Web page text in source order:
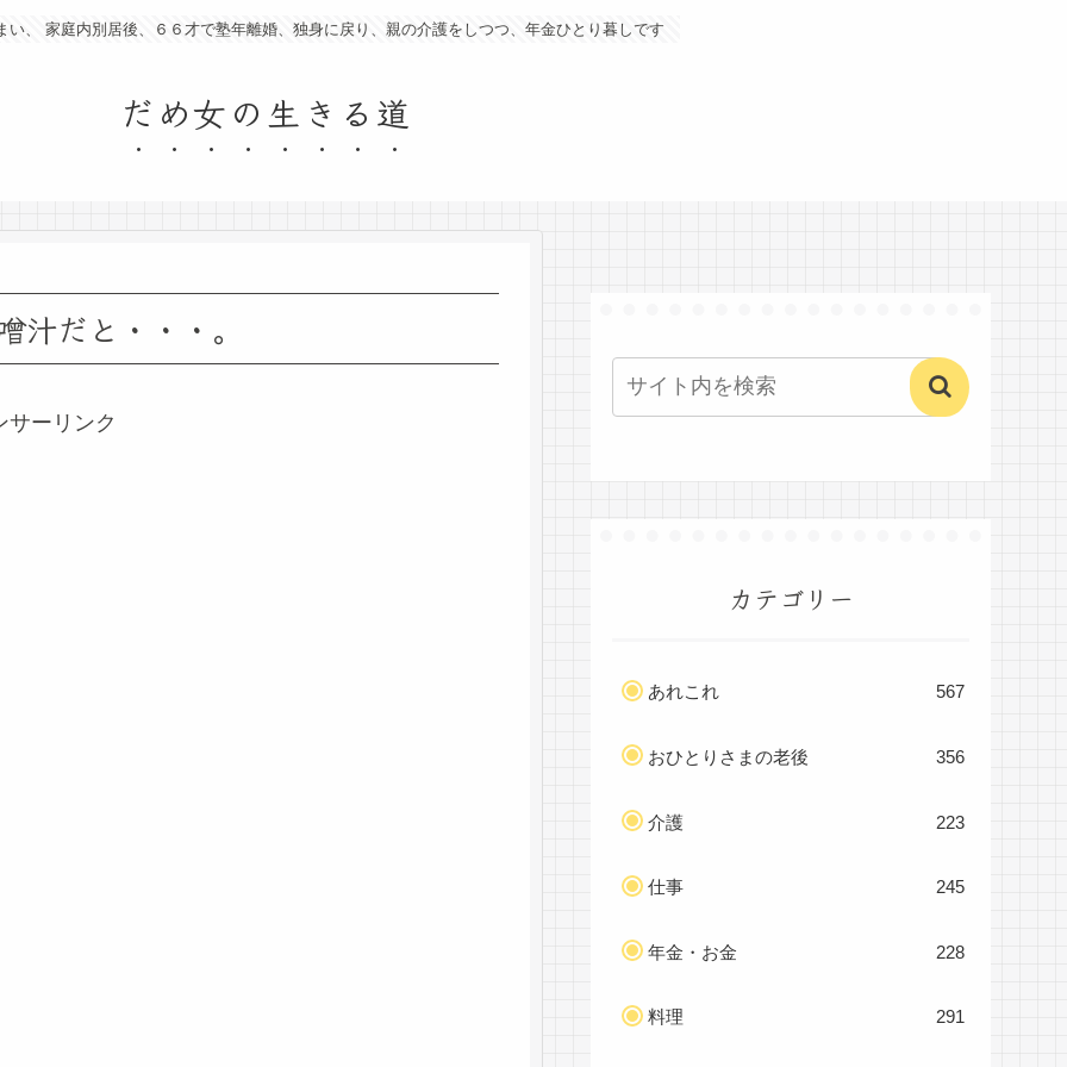
い、 家庭内別居後、６６才で塾年離婚、独身に戻り、親の介護をしつつ、年金ひとり暮しです
だめ女の生きる道
だと・・・。
サーリンク
カテゴリー
あれこれ 567
おひとりさまの老後 356
介護 223
仕事 245
年金・お金 228
料理 291